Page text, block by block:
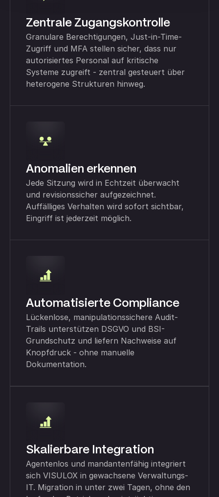
Zentrale Zugangskontrolle
Granulare Berechtigungen, Just-in-Time-
Zugriff und MFA stellen sicher, dass nur
autorisiertes Personal auf kritische
Systeme zugreift - zentral gesteuert über
heterogene Strukturen hinweg.
Anomalien erkennen
Jede Sitzung wird in Echtzeit überwacht
und revisionssicher aufgezeichnet.
Auffälliges Verhalten wird sofort sichtbar,
Eingriff ist jederzeit möglich.
Automatisierte Compliance
Lückenlose, manipulationssichere Audit-
Trails unterstützen DSGVO und BSI-
Grundschutz und liefern Nachweise auf
Knopfdruck - ohne manuelle
Dokumentation.
Skalierbare Integration
Agentenlos und mandantenfähig integriert
sich VISULOX in gewachsene Verwaltungs-
IT. Migration in unter zwei Tagen, ohne den